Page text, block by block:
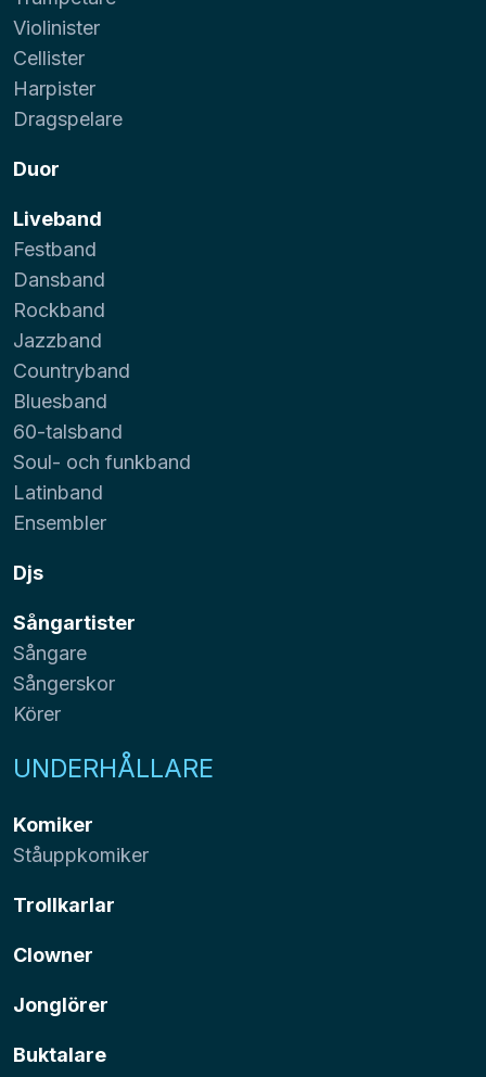
Violinister
Cellister
Harpister
Dragspelare
Duor
Liveband
Festband
Dansband
Rockband
Jazzband
Countryband
Bluesband
60-talsband
Soul- och funkband
Latinband
Ensembler
Djs
Sångartister
Sångare
Sångerskor
Körer
UNDERHÅLLARE
Komiker
Ståuppkomiker
Trollkarlar
Clowner
Jonglörer
Buktalare